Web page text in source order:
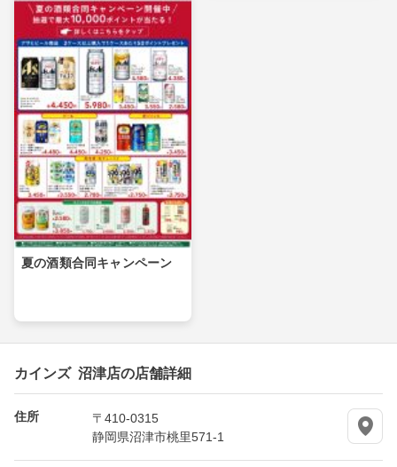
夏の酒類合同キャンペーン
カインズ 沼津店の店舗詳細
住所
〒410-0315
静岡県沼津市桃里571-1